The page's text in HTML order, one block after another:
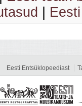
Eesti Entsüklopeediast